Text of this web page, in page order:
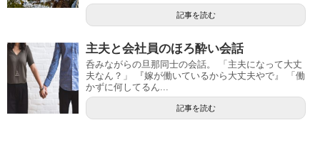
記事を読む
主夫と会社員のほろ酔い会話
呑みながらの旦那同士の会話。 「主夫になって大丈
夫なん？」 『嫁が働いているから大丈夫やで』 「働
かずに何してるん...
記事を読む